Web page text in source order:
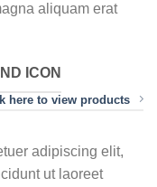
aliquam erat
ICON
here to view products
adipiscing elit,
ut laoreet